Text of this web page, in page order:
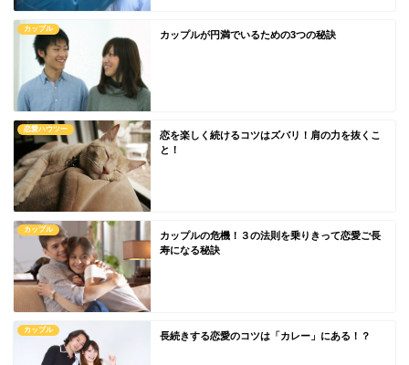
カップル
カップルが円満でいるための3つの秘訣
恋愛ハウツー
恋を楽しく続けるコツはズバリ！肩の力を抜くこ
と！
カップル
カップルの危機！３の法則を乗りきって恋愛ご長
寿になる秘訣
カップル
長続きする恋愛のコツは「カレー」にある！？